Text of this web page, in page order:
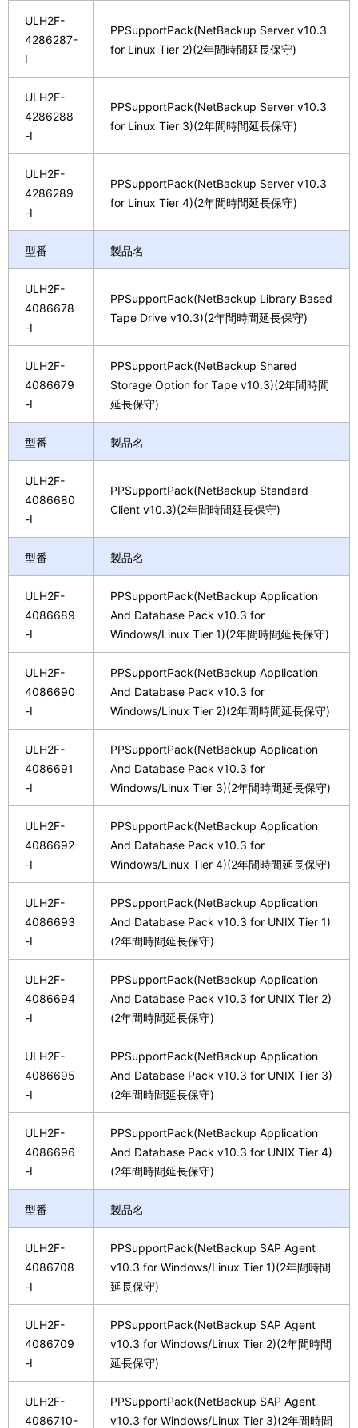
ULH2F-
4286287-
I
PPSupportPack(NetBackup Server v10.3
for Linux Tier 2)(2年間時間延長保守)
ULH2F-
4286288
-I
PPSupportPack(NetBackup Server v10.3
for Linux Tier 3)(2年間時間延長保守)
ULH2F-
4286289
-I
PPSupportPack(NetBackup Server v10.3
for Linux Tier 4)(2年間時間延長保守)
型番 製品名
ULH2F-
4086678
-I
PPSupportPack(NetBackup Library Based
Tape Drive v10.3)(2年間時間延長保守)
ULH2F-
4086679
-I
PPSupportPack(NetBackup Shared
Storage Option for Tape v10.3)(2年間時間
延長保守)
型番 製品名
ULH2F-
4086680
-I
PPSupportPack(NetBackup Standard
Client v10.3)(2年間時間延長保守)
型番 製品名
ULH2F-
4086689
-I
PPSupportPack(NetBackup Application
And Database Pack v10.3 for
Windows/Linux Tier 1)(2年間時間延長保守)
ULH2F-
4086690
-I
PPSupportPack(NetBackup Application
And Database Pack v10.3 for
Windows/Linux Tier 2)(2年間時間延長保守)
ULH2F-
4086691
-I
PPSupportPack(NetBackup Application
And Database Pack v10.3 for
Windows/Linux Tier 3)(2年間時間延長保守)
ULH2F-
4086692
-I
PPSupportPack(NetBackup Application
And Database Pack v10.3 for
Windows/Linux Tier 4)(2年間時間延長保守)
ULH2F-
4086693
-I
PPSupportPack(NetBackup Application
And Database Pack v10.3 for UNIX Tier 1)
(2年間時間延長保守)
ULH2F-
4086694
-I
PPSupportPack(NetBackup Application
And Database Pack v10.3 for UNIX Tier 2)
(2年間時間延長保守)
ULH2F-
4086695
-I
PPSupportPack(NetBackup Application
And Database Pack v10.3 for UNIX Tier 3)
(2年間時間延長保守)
ULH2F-
4086696
-I
PPSupportPack(NetBackup Application
And Database Pack v10.3 for UNIX Tier 4)
(2年間時間延長保守)
型番 製品名
ULH2F-
4086708
-I
PPSupportPack(NetBackup SAP Agent
v10.3 for Windows/Linux Tier 1)(2年間時間
延長保守)
ULH2F-
4086709
-I
PPSupportPack(NetBackup SAP Agent
v10.3 for Windows/Linux Tier 2)(2年間時間
延長保守)
ULH2F-
4086710-
PPSupportPack(NetBackup SAP Agent
v10.3 for Windows/Linux Tier 3)(2年間時間